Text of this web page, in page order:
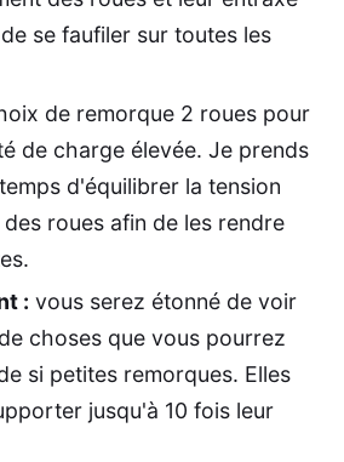
se faufiler sur toutes les
de remorque 2 roues pour
de charge élevée. Je prends
d'équilibrer la tension
roues afin de les rendre
: vous serez étonné de voir
choses que vous pourrez
si petites remorques. Elles
jusqu'à 10 fois leur